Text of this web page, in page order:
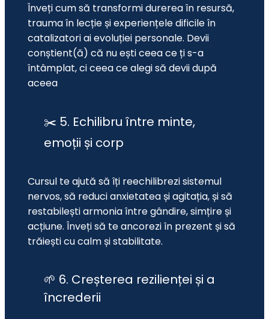
Înveți cum să transformi durerea în resursă,
trauma în lecție și experiențele dificile în
catalizatori ai evoluției personale. Devii
conștient(ă) că nu ești ceea ce ți s-a
întâmplat, ci ceea ce alegi să devii după
aceea
✂️ 5. Echilibru între minte,
emoții și corp
Cursul te ajută să îți reechilibrezi sistemul
nervos, să reduci anxietatea și agitația, și să
restabilești armonia între gândire, simțire și
acțiune. Înveți să te ancorezi în prezent și să
trăiești cu calm și stabilitate.
🌱 6. Creșterea rezilienței și a
încrederii